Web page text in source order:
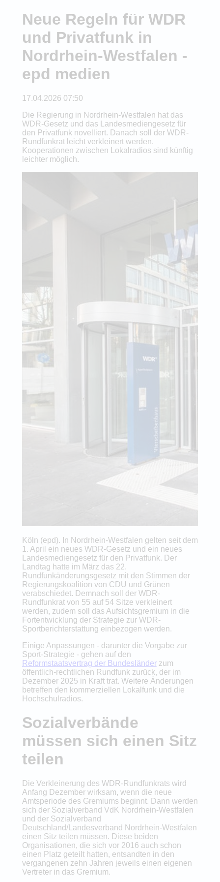
Neue Regeln für WDR
und Privatfunk in
Nordrhein-Westfalen -
epd medien
17.04.2026 07:50
Die Regierung in Nordrhein-Westfalen hat das
WDR-Gesetz und das Landesmediengesetz für
den Privatfunk novelliert. Danach soll der WDR-
Rundfunkrat leicht verkleinert werden.
Kooperationen zwischen Lokalradios sind künftig
leichter möglich.
Köln (epd). In Nordrhein-Westfalen gelten seit dem
1. April ein neues WDR-Gesetz und ein neues
Landesmediengesetz für den Privatfunk. Der
Landtag hatte im März das 22.
Rundfunkänderungsgesetz mit den Stimmen der
Regierungskoalition von CDU und Grünen
verabschiedet. Demnach soll der WDR-
Rundfunkrat von 55 auf 54 Sitze verkleinert
werden, zudem soll das Aufsichtsgremium in die
Fortentwicklung der Strategie zur WDR-
Sportberichterstattung einbezogen werden.
Einige Anpassungen - darunter die Vorgabe zur
Sport-Strategie - gehen auf den
Reformstaatsvertrag der Bundesländerzum
öffentlich-rechtlichen Rundfunk zurück, der im
Dezember 2025 in Kraft trat. Weitere Änderungen
betreffen den kommerziellen Lokalfunk und die
Hochschulradios.
Sozialverbände
müssen sich einen Sitz
teilen
Die Verkleinerung des WDR-Rundfunkrats wird
Anfang Dezember wirksam, wenn die neue
Amtsperiode des Gremiums beginnt. Dann werden
sich der Sozialverband VdK Nordrhein-Westfalen
und der Sozialverband
Deutschland/Landesverband Nordrhein-Westfalen
einen Sitz teilen müssen. Diese beiden
Organisationen, die sich vor 2016 auch schon
einen Platz geteilt hatten, entsandten in den
vergangenen zehn Jahren jeweils einen eigenen
Vertreter in das Gremium.